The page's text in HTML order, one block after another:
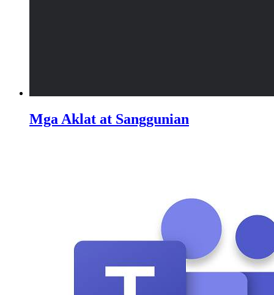
Mga Aklat at Sanggunian